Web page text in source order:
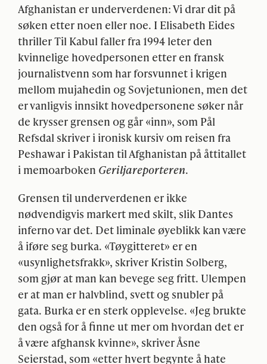
Afghanistan er underverdenen: Vi drar dit på
søken etter noen eller noe. I Elisabeth Eides
thriller Til Kabul faller fra 1994 leter den
kvinnelige hovedpersonen etter en fransk
journalistvenn som har forsvunnet i krigen
mellom mujahedin og Sovjetunionen, men det
er vanligvis innsikt hovedpersonene søker når
de krysser grensen og går «inn», som Pål
Refsdal skriver i ironisk kursiv om reisen fra
Peshawar i Pakistan til Afghanistan på åttitallet
i memoarboken Geriljareporteren.
Grensen til underverdenen er ikke
nødvendigvis markert med skilt, slik Dantes
inferno var det. Det liminale øyeblikk kan være
å iføre seg burka. «Tøygitteret» er en
«usynlighetsfrakk», skriver Kristin Solberg,
som gjør at man kan bevege seg fritt. Ulempen
er at man er halvblind, svett og snubler på
gata. Burka er en sterk opplevelse. «Jeg brukte
den også for å finne ut mer om hvordan det er
å være afghansk kvinne», skriver Åsne
Seierstad, som «etter hvert begynte å hate